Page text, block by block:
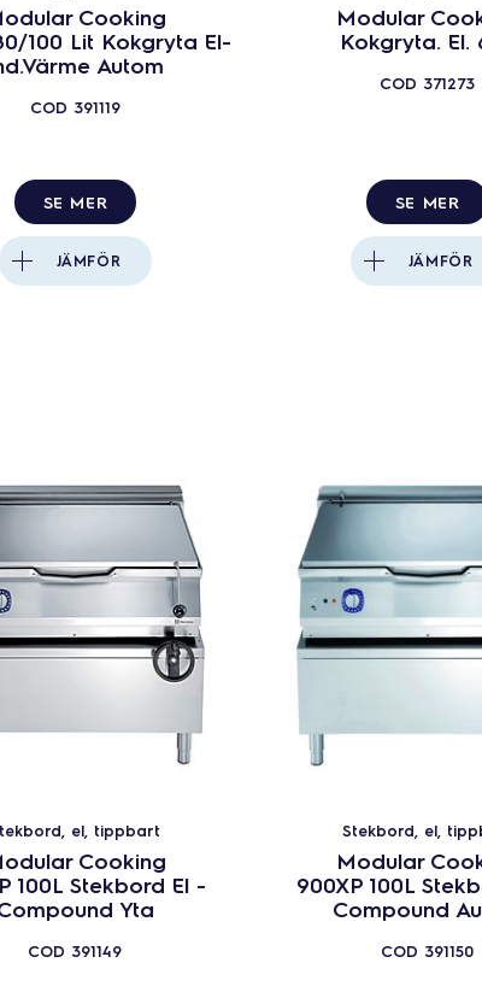
Cooking
100 Lit Kokgryta El-
Autom
COD 391119
SE MER
JÄMFÖR
Modular
Kokgryta. El.
COD371273
SE MER
JÄMFÖR
el, tippbart
Cooking
100L Stekbord El -
Yta
COD391149
Stekbord, el,
Modular
900XP 100L
Compound
COD391150